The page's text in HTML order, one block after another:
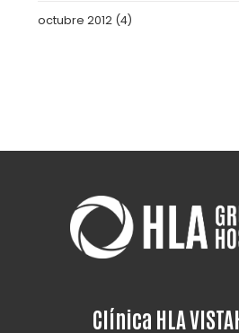
octubre 2012 (4)
Clínica HLA